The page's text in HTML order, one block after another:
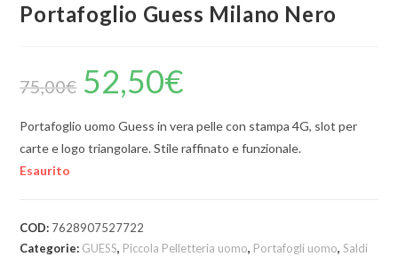
Portafoglio Guess Milano Nero
75,00€ 52,50€
Portafoglio uomo Guess in vera pelle con stampa 4G, slot per
carte e logo triangolare. Stile raffinato e funzionale.
Esaurito
COD: 7628907527722
Categorie: GUESS, Piccola Pelletteria uomo, Portafogli uomo,Saldi